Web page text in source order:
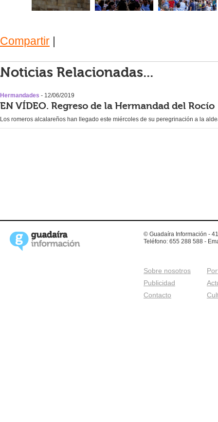
Compartir |
Noticias Relacionadas...
Hermandades - 12/06/2019
EN VÍDEO. Regreso de la Hermandad del Rocío
Los romeros alcalareños han llegado este miércoles de su peregrinación a la
© Guadaíra Información -
Teléfono: 655 288 588 -
Sobre nosotros
Publicidad
Contacto